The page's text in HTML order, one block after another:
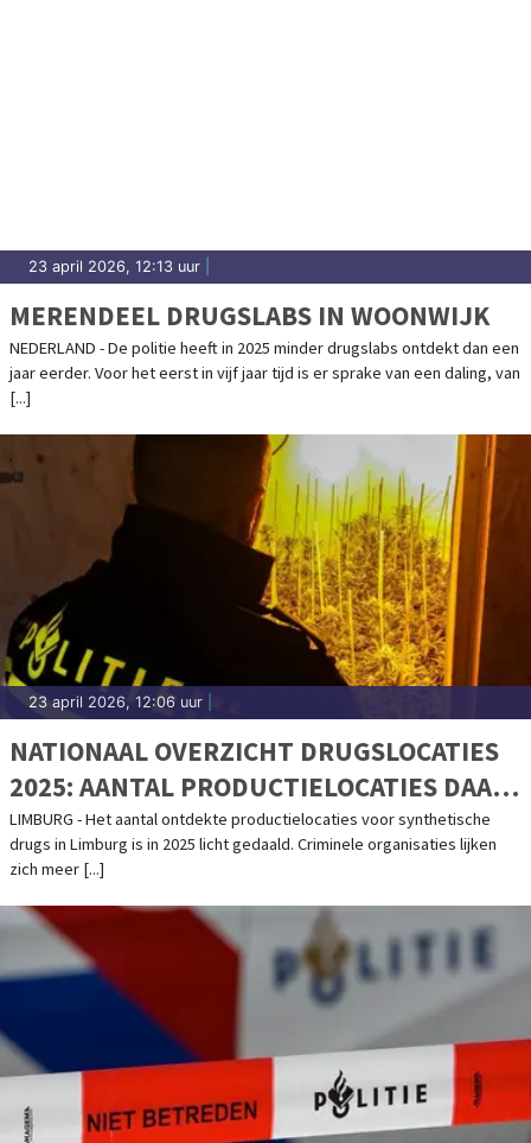
23 april 2026, 12:13 uur
MERENDEEL DRUGSLABS IN WOONWIJK
NEDERLAND - De politie heeft in 2025 minder drugslabs ontdekt dan een
jaar eerder. Voor het eerst in vijf jaar tijd is er sprake van een daling, van
[...]
23 april 2026, 12:06 uur
NATIONAAL OVERZICHT DRUGSLOCATIES
2025: AANTAL PRODUCTIELOCATIES DAALT
LICHT
LIMBURG - Het aantal ontdekte productielocaties voor synthetische
drugs in Limburg is in 2025 licht gedaald. Criminele organisaties lijken
zich meer [...]